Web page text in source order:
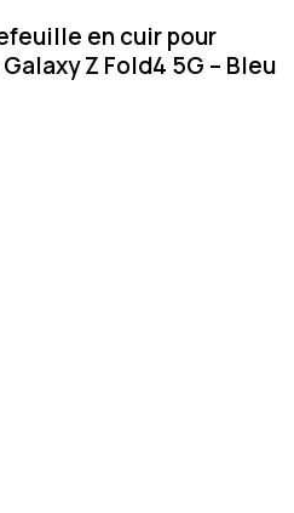
en cuir pour
Z Fold4 5G – Bleu